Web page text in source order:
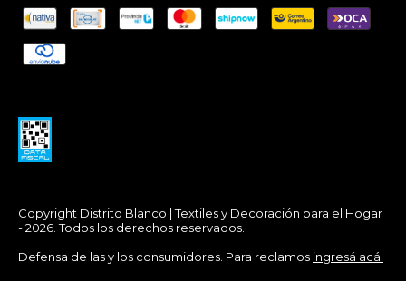
Copyright Distrito Blanco | Textiles y Decoración para el Hogar
- 2026. Todos los derechos reservados.
Defensa de las y los consumidores. Para reclamos ingresá acá.